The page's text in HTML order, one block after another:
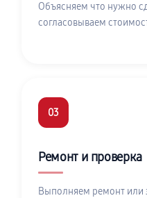
Объясняем что нужно
согласовываем
03
Ремонт и проверка
Выполняем ремонт или